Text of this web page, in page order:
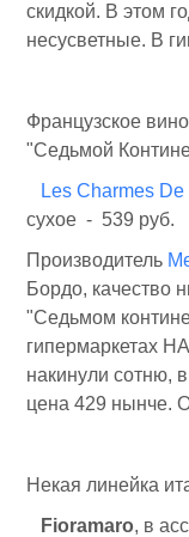
скидкой. В этом
несусветные. В
Французское
"Седьмой
Les Charmes
сухое - 539 руб.
Производитель
Бордо, качество
"Седьмом
гипермаркетах
накинули сотню,
цена 429 нынче.
Некая линейка
Fioramaro, в